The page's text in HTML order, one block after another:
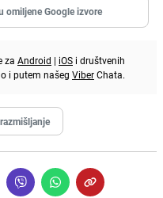
omiljene Google izvore
za Android | iOS i društvenih
i putem našeg ViberChata.